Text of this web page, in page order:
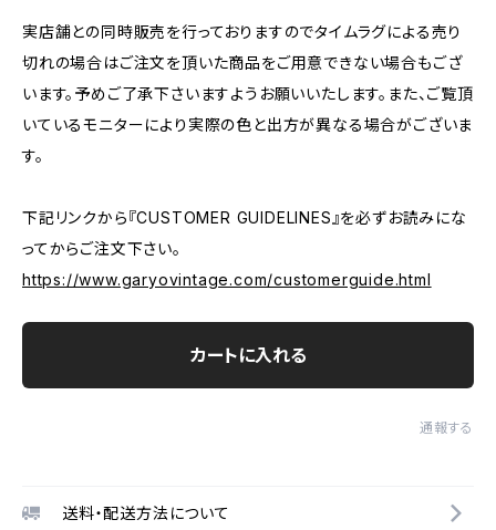
実店舗との同時販売を行っておりますのでタイムラグによる売り
切れの場合はご注文を頂いた商品をご用意できない場合もござ
います。予めご了承下さいますようお願いいたします。また、ご覧頂
いているモニターにより実際の色と出方が異なる場合がございま
す。
下記リンクから『CUSTOMER GUIDELINES』を必ずお読みにな
ってからご注文下さい。
https://www.garyovintage.com/customerguide.html
カートに入れる
通報する
送料・配送方法について